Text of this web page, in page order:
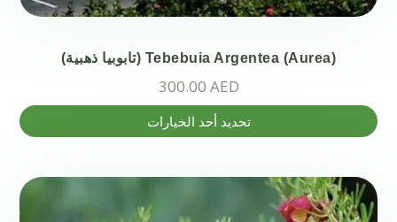
Tebebuia Argentea (Aurea) (تابوبيا ذهبية)
300.00 AED
تحديد أحد الخيارات
هناك
العديد
الأشكال
المختلفة